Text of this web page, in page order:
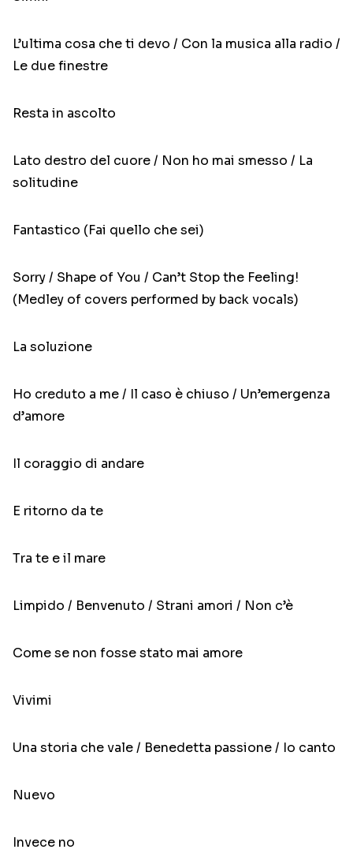
L’ultima cosa che ti devo / Con la musica alla radio /
Le due finestre
Resta in ascolto
Lato destro del cuore / Non ho mai smesso / La
solitudine
Fantastico (Fai quello che sei)
Sorry / Shape of You / Can’t Stop the Feeling!
(Medley of covers performed by back vocals)
La soluzione
Ho creduto a me / Il caso è chiuso / Un’emergenza
d’amore
Il coraggio di andare
E ritorno da te
Tra te e il mare
Limpido / Benvenuto / Strani amori / Non c’è
Come se non fosse stato mai amore
Vivimi
Una storia che vale / Benedetta passione / Io canto
Nuevo
Invece no